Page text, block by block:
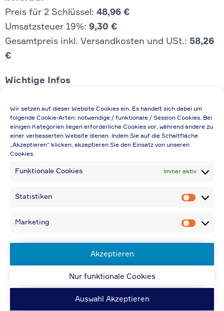
Wir setzen auf dieser Website Cookies ein. Es handelt sich dabei um
folgende Cookie-Arten: notwendige / funktionale / Session Cookies. Bei
einigen Kategorien liegen erforderliche Cookies vor, während andere zu
einer verbesserten Website dienen. Indem Sie auf die Schaltfläche
„Akzeptieren“ klicken, akzeptieren Sie den Einsatz von unseren
Cookies.
Funktionale Cookies Immer aktiv
Statistiken
Marketing
Akzeptieren
Nur funktionale Cookies
Auswahl Akzeptieren
Preis für 2 Schlüssel: 48,96 €
Umsatzsteuer 19%: 9,30 €
Gesamtpreis inkl. Versandkosten und USt.: 58,26
€
Wichtige Infos
Die Preisangabe gilt auch für
Handelsbetriebe (Netto-Preis, ohne
Rabattabzug)
Falls durch Falschangaben im Bestellformular
Bei Rückfragen können Sie uns über die E-
Bei Angabe von USt-IdNr und Bestellungen
| Website: ORIS